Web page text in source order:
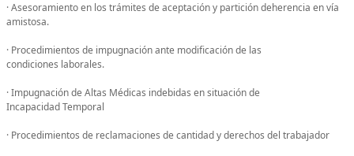
· Asesoramiento en los trámites de aceptación y partición deherencia en vía
amistosa.
· Procedimientos de impugnación ante modificación de las
condiciones laborales.
· Impugnación de Altas Médicas indebidas en situación de
Incapacidad Temporal
· Procedimientos de reclamaciones de cantidad y derechos del trabajador